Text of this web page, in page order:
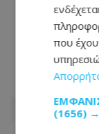
17χρονο
05.08.2026 -
που
(1656) →